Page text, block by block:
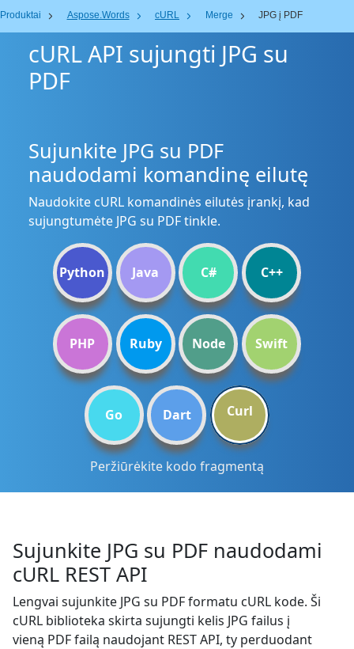
Produktai Aspose.Words cURL Merge JPG į PDF
cURL API sujungti JPG su
PDF
Sujunkite JPG su PDF
naudodami komandinę eilutę
Naudokite cURL komandinės eilutės įrankį, kad
sujungtumėte JPG su PDF tinkle.
Python Java C# C++
PHP Ruby Node Swift
Go Dart Curl
Peržiūrėkite kodo fragmentą
Sujunkite JPG su PDF naudodami
cURL REST API
Lengvai sujunkite JPG su PDF formatu cURL kode. Ši
cURL biblioteka skirta sujungti kelis JPG failus į
vieną PDF failą naudojant REST API, ty perduodant